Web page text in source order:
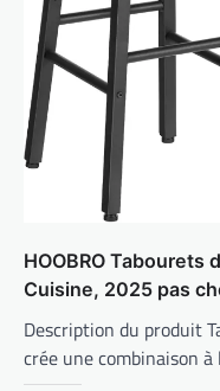
HOOBRO Tabourets
Cuisine, 2025 pas
Description du produit
crée une combinaison